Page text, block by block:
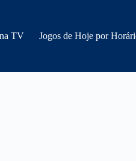
TV Jogos de Hoje por